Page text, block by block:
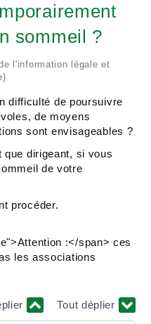
sommeil ?
l'information légale et
difficulté de poursuivre
de moyens
sont envisageables ?
que dirigeant, si vous
de votre
procéder.
:</span> ces
les associations
Tout déplier